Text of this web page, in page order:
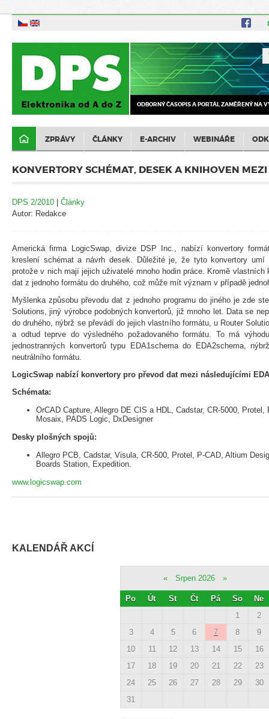
ODBORNÝ ČASOPIS A PORTÁL ZAMĚŘENÝ NA
ZPRÁVY ČLÁNKY E-ARCHIV WEBINÁŘE
KONVERTORY SCHÉMAT, DESEK A KNIHOVEN
DPS 2/2010 | Články
Autor: Redakce
Americká firma LogicSwap, divize DSP Inc., nabízí konvertory
kreslení schémat a návrh desek. Důležité je, že tyto konvertory umí
protože v nich mají jejich uživatelé mnoho hodin práce. Kromě vlastních
dat z jednoho formátu do druhého, což může mít význam v případě
Myšlenka způsobu převodu dat z jednoho programu do jiného je zde
Solutions, jiný výrobce podobných konvertorů, již mnoho let. Data se
do druhého, nýbrž se převádí do jejich vlastního formátu, u Router
a odtud teprve do výsledného požadovaného formátu. To má
jednostranných konvertorů typu EDA1schema do EDA2schema,
neutrálního formátu.
LogicSwap nabízí konvertory pro převod dat mezi následujícími
Schémata:
OrCAD Capture, Allegro DE CIS a HDL, Cadstar, CR-5000,
Mosaix, PADS Logic, DxDesigner
Desky plošných spojů:
Allegro PCB, Cadstar, Visula, CR-500, Protel, P-CAD, Altium
Boards Station, Expedition.
www.logicswap.com
KALENDÁŘ AKCÍ
« Srpen 2026 »
Po Út St Čt Pá So
Ne
1
2
3
4 5 6 7 8
9
10
11 12 13 14 15
16
17
18 19 20 21 22
23
24
25 26 27 28 29
30
31